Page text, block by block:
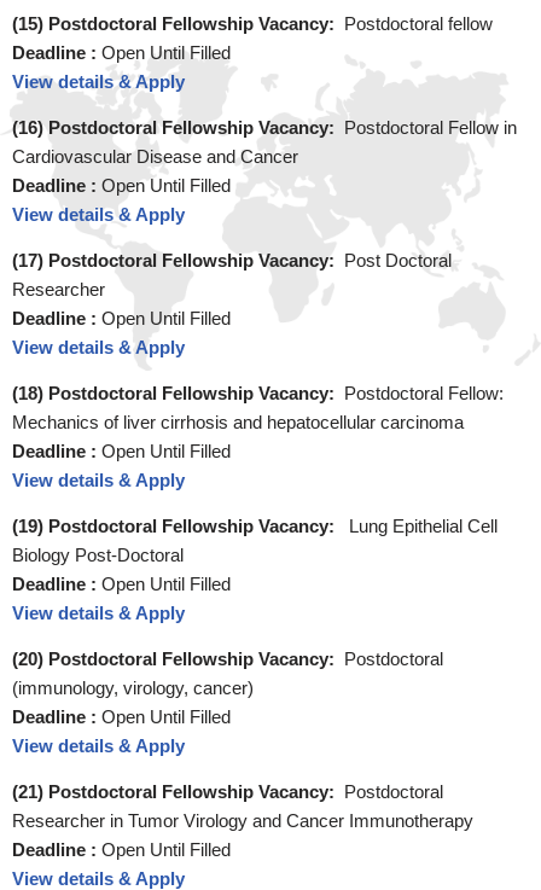
(15) Postdoctoral Fellowship Vacancy: Postdoctoral fellow
Deadline : Open Until Filled
View details & Apply
(16) Postdoctoral Fellowship Vacancy: Postdoctoral Fellow in
Cardiovascular Disease and Cancer
Deadline : Open Until Filled
View details & Apply
(17) Postdoctoral Fellowship Vacancy: Post Doctoral
Researcher
Deadline : Open Until Filled
View details & Apply
(18) Postdoctoral Fellowship Vacancy: Postdoctoral Fellow:
Mechanics of liver cirrhosis and hepatocellular carcinoma
Deadline : Open Until Filled
View details & Apply
(19) Postdoctoral Fellowship Vacancy: Lung Epithelial Cell
Biology Post-Doctoral
Deadline : Open Until Filled
View details & Apply
(20) Postdoctoral Fellowship Vacancy: Postdoctoral
(immunology, virology, cancer)
Deadline : Open Until Filled
View details & Apply
(21) Postdoctoral Fellowship Vacancy: Postdoctoral
Researcher in Tumor Virology and Cancer Immunotherapy
Deadline : Open Until Filled
View details & Apply